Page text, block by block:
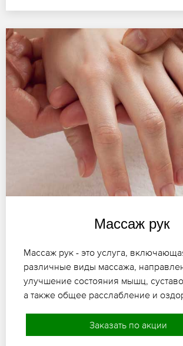
Массаж рук
Массаж рук - это услуга,
различные виды массажа,
улучшение состояния мышц,
а также общее расслабление и
Заказать по акции